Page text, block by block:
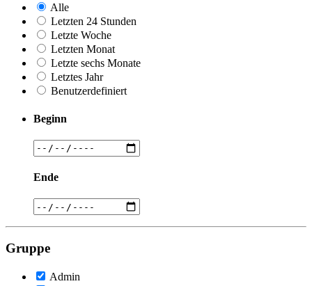
Alle
Letzten 24 Stunden
Letzte Woche
Letzten Monat
Letzte sechs Monate
Letztes Jahr
Benutzerdefiniert
Beginn
Ende
Gruppe
Admin